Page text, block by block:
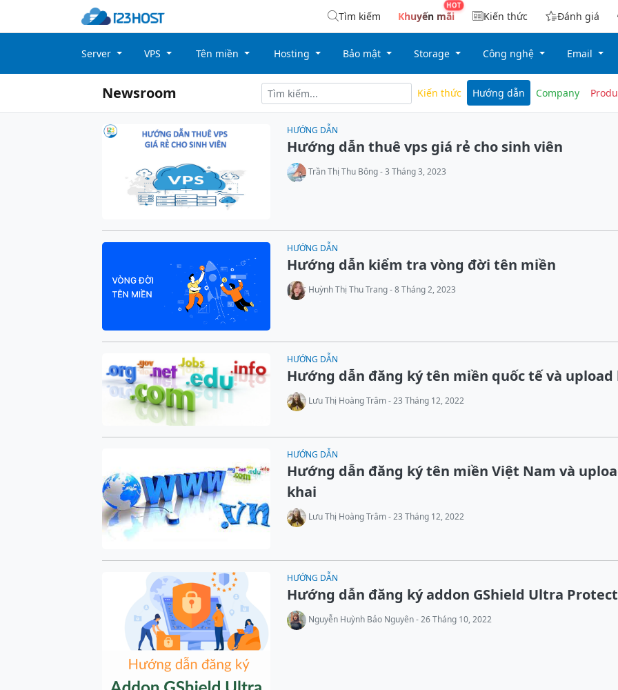
Tìm kiếm Khuyến mãi Kiến thức Đánh giá
Server VPS Tên miền Hosting Bảo mật Storage Công nghệ Email
Newsroom Kiến thức Hướng dẫn Company
HƯỚNG DẪN
Hướng dẫn thuê vps giá rẻ cho sinh viên
Trần Thị Thu Bông - 3 Tháng 3, 2023
HƯỚNG DẪN
Hướng dẫn kiểm tra vòng đời tên miền
Huỳnh Thị Thu Trang - 8 Tháng 2, 2023
HƯỚNG DẪN
Hướng dẫn đăng ký tên miền quốc tế và upload
Lưu Thị Hoàng Trâm - 23 Tháng 12, 2022
HƯỚNG DẪN
Hướng dẫn đăng ký tên miền Việt Nam và
khai
Lưu Thị Hoàng Trâm - 23 Tháng 12, 2022
HƯỚNG DẪN
Hướng dẫn đăng ký addon GShield Ultra
Nguyễn Huỳnh Bảo Nguyên - 26 Tháng 10, 2022